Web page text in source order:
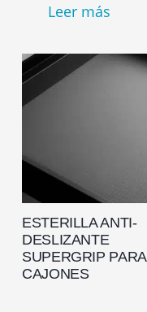
Leer más
ESTERILLA ANTI-
DESLIZANTE
SUPERGRIP PARA
CAJONES